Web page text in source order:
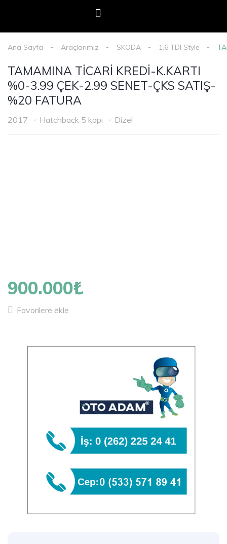
Ana Sayfa Araçlarımız SKODA 1.6 TDI Style
TAMAMINA TİCARİ KREDİ-K.KARTI
%0-3.99 ÇEK-2.99 SENET-ÇKS SATIŞ-
%20 FATURA
2017 Hatchback 5 kapı Dizel
900.000₺
Favorilere ekle